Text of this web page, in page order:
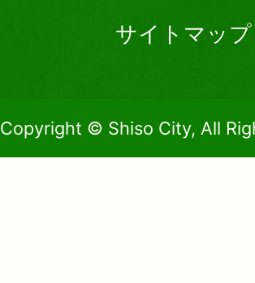
サイトマップ
Copyright © Shiso City, All